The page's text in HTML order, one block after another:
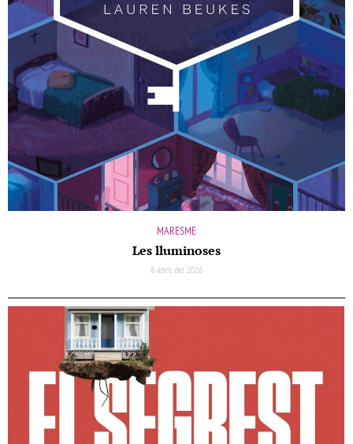
MARESME
Les lluminoses
8 abril del 2026